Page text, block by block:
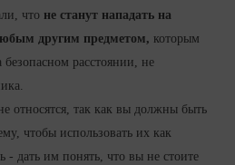
что не станут нападать на
другим предметом, которым
расстоянии, не
относятся, так как вы должны быть
чтобы использовать их как
- дать им понять, что вы не стоите